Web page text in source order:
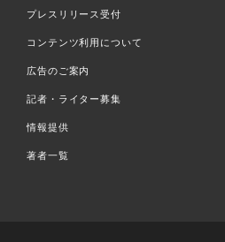
プレスリリース受付
コンテンツ利用について
広告のご案内
記者・ライター募集
情報提供
著者一覧